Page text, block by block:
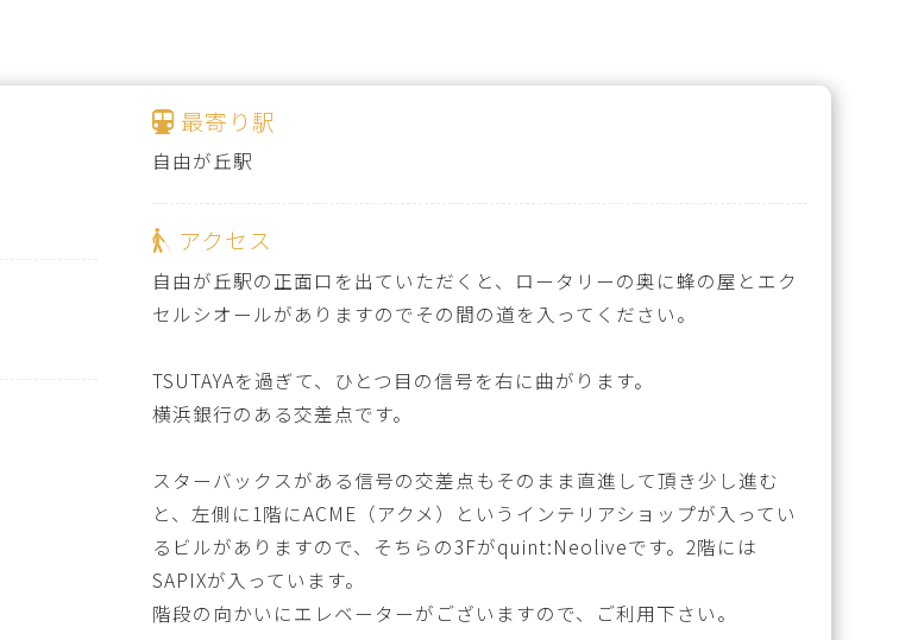
最寄り駅
自由が丘駅
アクセス
自由が丘駅の正面口を出ていただくと、ロータリーの奥に蜂の屋とエク
セルシオールがありますのでその間の道を入ってください。
TSUTAYAを過ぎて、ひとつ目の信号を右に曲がります。
横浜銀行のある交差点です。
スターバックスがある信号の交差点もそのまま直進して頂き少し進む
と、左側に1階にACME（アクメ）というインテリアショップが入ってい
るビルがありますので、そちらの3Fがquint:Neoliveです。2階には
SAPIXが入っています。
階段の向かいにエレベーターがございますので、ご利用下さい。